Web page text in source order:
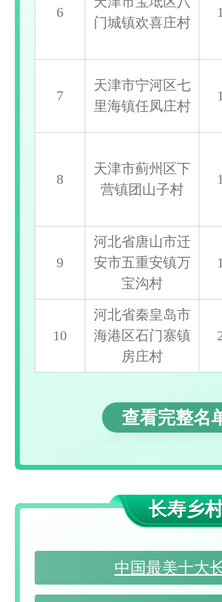
6
门城镇欢喜庄村
7
天津市宁河区七
里海镇任凤庄村
8
天津市蓟州区下
营镇团山子村
9
河北省唐山市迁
安市五重安镇万
宝沟村
10
河北省秦皇岛市
海港区石门寨镇
房庄村
查看完整名
长寿乡
中国最美十大